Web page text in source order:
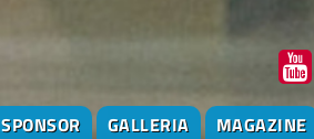
SPONSOR GALLERIA MAGAZINE